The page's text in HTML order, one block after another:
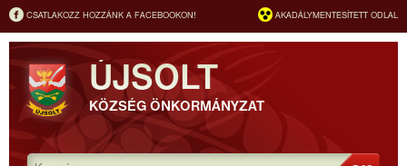
CSATLAKOZZ HOZZÁNK A FACEBOOKON! AKADÁLYMENTESÍTETT ODLAL
ÚJSOLT
KÖZSÉG ÖNKORMÁNYZAT